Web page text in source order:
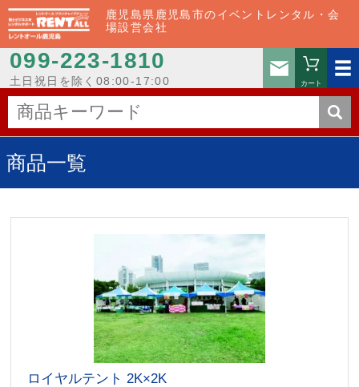
鹿児島県鹿児島市のイベントレンタル・会
場設営会社
099-223-1810
土日祝日を除く08:00-17:00
お問い
カート
商品一覧
ロイヤルテント 2K×2K